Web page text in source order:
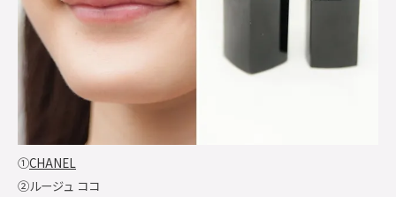
①CHANEL
②ルージュ ココ